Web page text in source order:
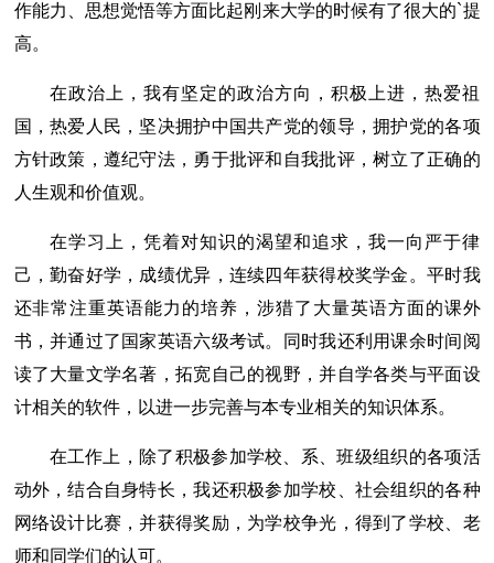
作能力、思想觉悟等方面比起刚来大学的时候有了很大的`提
高。
在政治上，我有坚定的政治方向，积极上进，热爱祖
国，热爱人民，坚决拥护中国共产党的领导，拥护党的各项
方针政策，遵纪守法，勇于批评和自我批评，树立了正确的
人生观和价值观。
在学习上，凭着对知识的渴望和追求，我一向严于律
己，勤奋好学，成绩优异，连续四年获得校奖学金。平时我
还非常注重英语能力的培养，涉猎了大量英语方面的课外
书，并通过了国家英语六级考试。同时我还利用课余时间阅
读了大量文学名著，拓宽自己的视野，并自学各类与平面设
计相关的软件，以进一步完善与本专业相关的知识体系。
在工作上，除了积极参加学校、系、班级组织的各项活
动外，结合自身特长，我还积极参加学校、社会组织的各种
网络设计比赛，并获得奖励，为学校争光，得到了学校、老
师和同学们的认可。